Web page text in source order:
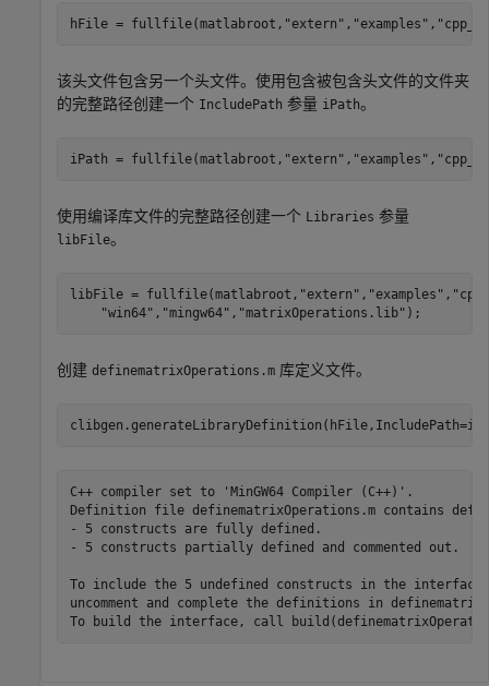
hFile = fullfile(matlabroot, "extern" , "examples" ,
该头文件包含另一个头文件。使用包含被包含头文件的文件夹
的完整路径创建一个 IncludePath 参量 iPath。
iPath = fullfile(matlabroot, "extern" , "examples" ,
使用编译库文件的完整路径创建一个 Libraries 参量
libFile。
libFile = fullfile(matlabroot, "extern" , "examples" ,
"win64" , "mingw64" , "matrixOperations.lib"
创建 definematrixOperations.m 库定义文件。
C++ compiler set to 'MinGW64 Compiler (C++)'.
Definition file definematrixOperations.m contains
- 5 constructs are fully defined.
- 5 constructs partially defined and commented out.
To include the 5 undefined constructs in the
uncomment and complete the definitions in
To build the interface, call